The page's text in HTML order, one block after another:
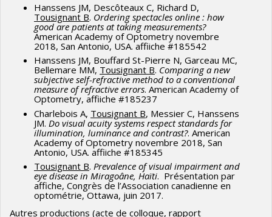
Blais N,Tousignant B, Hanssens JM.Tele-refraction in
tele-eye care settings. Clin Exp Optom. 2022 Jan 30:1-9.
doi: 10.1080/08164622.2021.2009736. Epub ahead of
print. PMID: 35094668.
Yelle, B., Beaulieu, K., Etty, M. C., Michaelsen, S.,
Druetz, T., Samaha, D., & Tousignant, B. (2022).The
prevalence and causes of visual impairment among the
male homeless population of Montreal, Canada.Clinical
& experimental optometry, 1–5. Advance online
publication.
https://doi.org/10.1080/08164622.2022.2036578
2021 et antérieur
Tousignant B , Brûlé J.Refractive error, risk of amblyopia
Hanssens JM, Descôteaux C, Richard D,
Tousignant B. Ordering spectacles online : how
good are patients at taking measurements?
American Academy of Optometry novembre
2018, San Antonio, USA. affiiche #185542
Hanssens JM, Bouffard St-Pierre N, Garceau MC,
Bellemare MM, Tousignant B. Comparing a new
subjective self-refractive method to a conventional
measure of refractive errors. American Academy of
Optometry, affiiche #185237
Charlebois A, Tousignant B, Messier C, Hanssens
JM. Do visual acuity systems respect standards for
illumination, luminance and contrast?. American
Academy of Optometry novembre 2018, San
Antonio, USA. affiiche #185345
Tousignant B. Prevalence of visual impairment and
eye disease in Miragoâne, Haïti. Présentation par
affiche, Congrès de l’Association canadienne en
optométrie, Ottawa, juin 2017.
Autres productions (acte de colloque, rapport